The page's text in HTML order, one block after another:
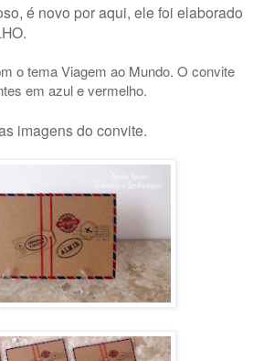
é novo por aqui, ele foi elaborado
o tema Viagem ao Mundo. O convite
em azul e vermelho.
imagens do convite.